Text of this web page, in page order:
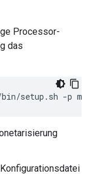
Processor-
das
bin/setup.sh -p